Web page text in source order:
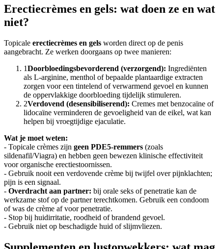
Erectiecrèmes en gels: wat doen ze en wat
niet?
Topicale erectiecrèmes en gels worden direct op de penis
aangebracht. Ze werken doorgaans op twee manieren:
1Doorbloedingsbevorderend (verzorgend): Ingrediënten
als L-arginine, menthol of bepaalde plantaardige extracten
zorgen voor een tintelend of verwarmend gevoel en kunnen
de oppervlakkige doorbloeding tijdelijk stimuleren.
2Verdovend (desensibiliserend): Cremes met benzocaïne of
lidocaïne verminderen de gevoeligheid van de eikel, wat kan
helpen bij vroegtijdige ejaculatie.
Wat je moet weten:
- Topicale crèmes zijn geen PDE5-remmers (zoals
sildenafil/Viagra) en hebben geen bewezen klinische effectiviteit
voor organische erectiestoornissen.
- Gebruik nooit een verdovende crème bij twijfel over pijnklachten;
pijn is een signaal.
- Overdracht aan partner: bij orale seks of penetratie kan de
werkzame stof op de partner terechtkomen. Gebruik een condoom
of was de crème af voor penetratie.
- Stop bij huidirritatie, roodheid of brandend gevoel.
- Gebruik niet op beschadigde huid of slijmvliezen.